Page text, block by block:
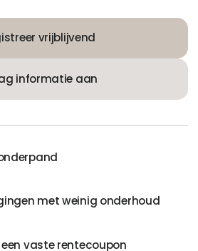
vrijblijvend
informatie aan
met weinig onderhoud
vaste rentecoupon